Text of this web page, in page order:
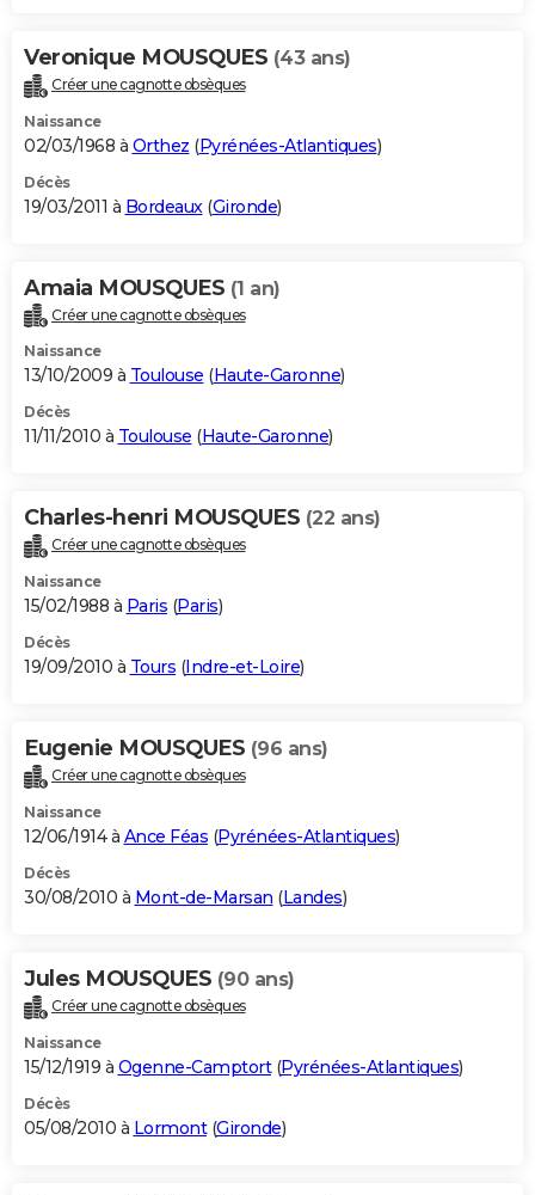
Veronique MOUSQUES (43 ans)
Créer une cagnotte obsèques
Naissance
02/03/1968 à Orthez (Pyrénées-Atlantiques)
Décès
19/03/2011 à Bordeaux (Gironde)
Amaia MOUSQUES (1 an)
Créer une cagnotte obsèques
Naissance
13/10/2009 à Toulouse (Haute-Garonne)
Décès
11/11/2010 à Toulouse (Haute-Garonne)
Charles-henri MOUSQUES (22 ans)
Créer une cagnotte obsèques
Naissance
15/02/1988 à Paris (Paris)
Décès
19/09/2010 à Tours (Indre-et-Loire)
Eugenie MOUSQUES (96 ans)
Créer une cagnotte obsèques
Naissance
12/06/1914 à Ance Féas (Pyrénées-Atlantiques)
Décès
30/08/2010 à Mont-de-Marsan (Landes)
Jules MOUSQUES (90 ans)
Créer une cagnotte obsèques
Naissance
15/12/1919 à Ogenne-Camptort(Pyrénées-Atlantiques)
Décès
05/08/2010 à Lormont(Gironde)